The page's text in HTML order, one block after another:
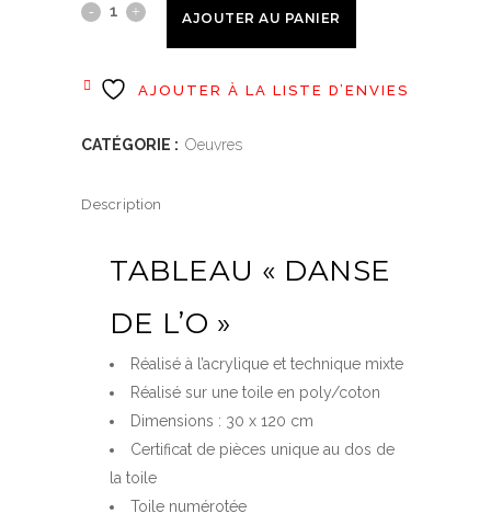
"Danse
l'O"
quantity
AJOUTER AU PANIER
AJOUTER À LA LISTE D’ENVIES
CATÉGORIE : Oeuvres
Description
TABLEAU « DANSE
DE L’O »
Réalisé à l’acrylique et technique mixte
Réalisé sur une toile en poly/coton
Dimensions : 30 x 120 cm
Certificat de pièces unique au dos de
la toile
Toile numérotée